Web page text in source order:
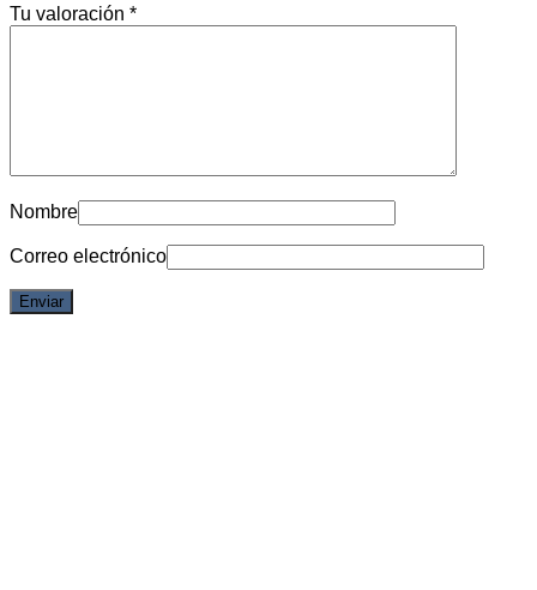
Tu valoración *
Nombre
Correo electrónico